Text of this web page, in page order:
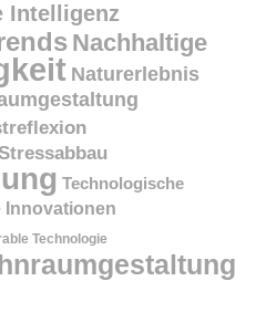
Intelligenz
Nachhaltige
Naturerlebnis
Technologische
Innovationen
Technologie